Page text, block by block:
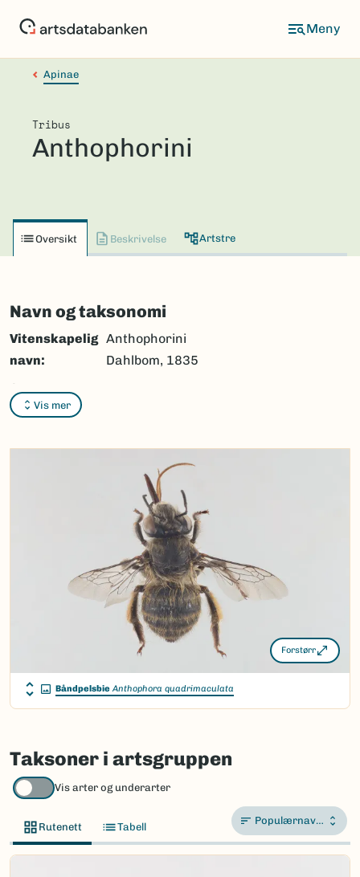
Apinae
Tribus
Anthophorini
Oversikt Beskrivelse Artstre
Navn og taksonomi
Vis mer
Vitenskapelig
navn:
Anthophorini
Dahlbom, 1835
Synonymer:
Bokmål:Ingen
Nynorsk:Ingen
Nordsamisk/Davvisámegiella:
Vitenskapelig navn ID:119732
Gå til Nortaxa for flere detaljer
(Ekstern lenke)
Forstørr
Båndpelsbie Anthophora quadrimaculata
Taksoner i artsgruppen
Vis arter og underarter
Rutenett Tabell Populærnavn A-Å